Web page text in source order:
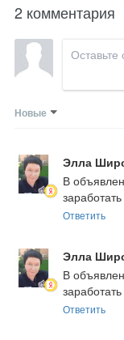
2 комментария
Новые
Элла
В
Ответить
Элла
В
Ответить